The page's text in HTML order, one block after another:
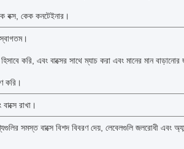
বক্স, কেক কনটেইনার।
করি, এবং বাক্সের সাথে ম্যাচ করা এবং মানের মান বাড়ানোর
করি।
রাখা।
সমস্ত বাক্সে বিশদ বিবরণ দেয়, লেবেলগুলি জলরোধী এবং